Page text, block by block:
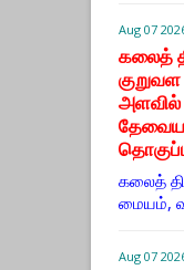
Aug 07
கலைத்
அளவில்
கலைத்
மையம்,
Aug 07